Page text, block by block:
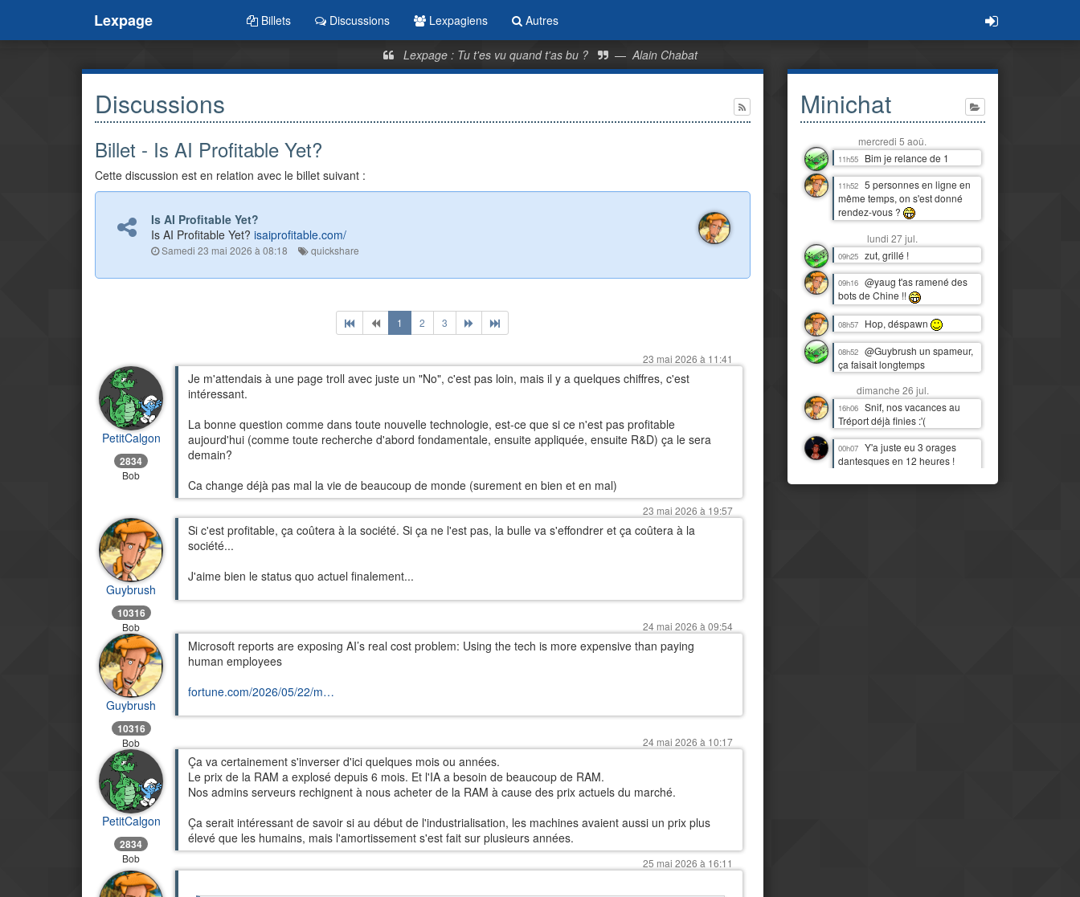
Lexpage Billets Discussions Lexpagiens Autres
Lexpage : Tu t'es vu quand t'as bu ? —Alain Chabat
Discussions
Billet - Is AI Profitable Yet?
Cette discussion est en relation avec le billet suivant :
Is AI Profitable Yet?
Is AI Profitable Yet? isaiprofitable.com/
Samedi 23 mai 2026 à 08:18 quickshare
1 2 3
PetitCalgon
2834
Bob
23 mai 2026 à 11:41
Je m'attendais à une page troll avec juste un "No", c'est pas loin, mais il y a quelques chiffres, c'est
intéressant.
La bonne question comme dans toute nouvelle technologie, est-ce que si ce n'est pas profitable
aujourd'hui (comme toute recherche d'abord fondamentale, ensuite appliquée, ensuite R&D) ça le sera
demain?
Ca change déjà pas mal la vie de beaucoup de monde (surement en bien et en mal)
Guybrush
10316
Bob
23 mai 2026 à 19:57
Si c'est profitable, ça coûtera à la société. Si ça ne l'est pas, la bulle va s'effondrer et ça coûtera à la
société...
J'aime bien le status quo actuel finalement...
Guybrush
10316
Bob
24 mai 2026 à 09:54
Microsoft reports are exposing AI’s real cost problem: Using the tech is more expensive than paying
human employees
fortune.com/2026/05/22/m…
PetitCalgon
2834
Bob
24 mai 2026 à 10:17
Ça va certainement s'inverser d'ici quelques mois ou années.
Le prix de la RAM a explosé depuis 6 mois. Et l'IA a besoin de beaucoup de RAM.
Nos admins serveurs rechignent à nous acheter de la RAM à cause des prix actuels du marché.
Ça serait intéressant de savoir si au début de l'industrialisation, les machines avaient aussi un prix plus
élevé que les humains, mais l'amortissement s'est fait sur plusieurs années.
25 mai 2026 à 16:11
Minichat
mercredi 5 aoû.
11h55 Bim je relance de 1
11h52
5 personnes en ligne en
même temps, on s'est donné
rendez-vous ?
lundi 27 jul.
09h25 zut, grillé !
09h16
@yaug t'as ramené des
bots de Chine !!
08h57 Hop, déspawn
08h52
@Guybrush un spameur,
ça faisait longtemps
dimanche 26 jul.
16h06
Snif, nos vacances au
Tréport déjà finies :'(
00h07
Y'a juste eu 3 orages
dantesques en 12 heures !
quand c'était juste de la pluie !